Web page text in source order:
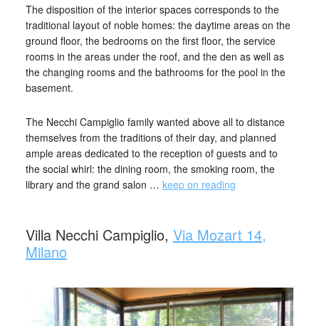
The disposition of the interior spaces corresponds to the
traditional layout of noble homes: the daytime areas on the
ground floor, the bedrooms on the first floor, the service
rooms in the areas under the roof, and the den as well as
the changing rooms and the bathrooms for the pool in the
basement.
The Necchi Campiglio family wanted above all to distance
themselves from the traditions of their day, and planned
ample areas dedicated to the reception of guests and to
the social whirl: the dining room, the smoking room, the
library and the grand salon … keep on reading
Villa Necchi Campiglio, Via Mozart 14,
Milano